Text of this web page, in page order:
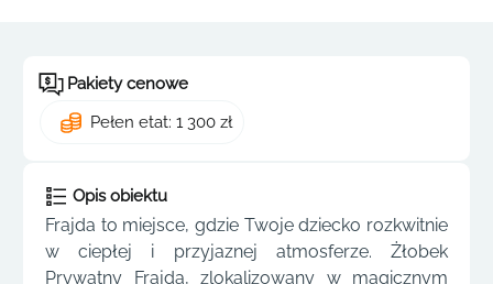
Pakiety cenowe
Pełen etat: 1 300 zł
Opis obiektu
Frajda to miejsce, gdzie Twoje dziecko rozkwitnie
w ciepłej i przyjaznej atmosferze. Żłobek
Prywatny Frajda, zlokalizowany w magicznym